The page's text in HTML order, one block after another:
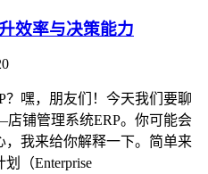
效率与决策能力
？嘿，朋友们！今天我们要聊
铺管理系统ERP。你可能会
，我来给你解释一下。简单来
（Enterprise